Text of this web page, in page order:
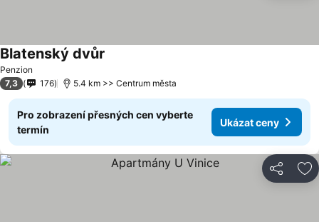
Penzion
Blatenský dvůr
7,3 176 5.4 km >> Centrum města
Pro zobrazení přesných cen vyberte
termín
Ukázat ceny
Sdílet